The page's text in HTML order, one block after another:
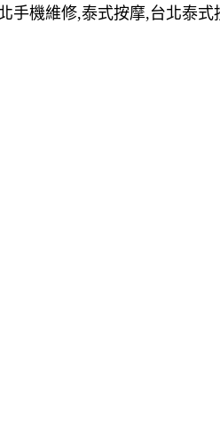
手機維修,泰式按摩,台北泰式